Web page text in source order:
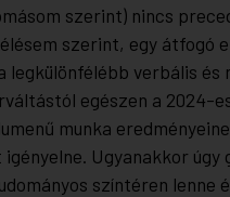
szerint) nincs
szerint, egy átfogó
legkülönfélébb verbális
egészen a 2024-
munka
Ugyanakkor úgy
színtéren lenne